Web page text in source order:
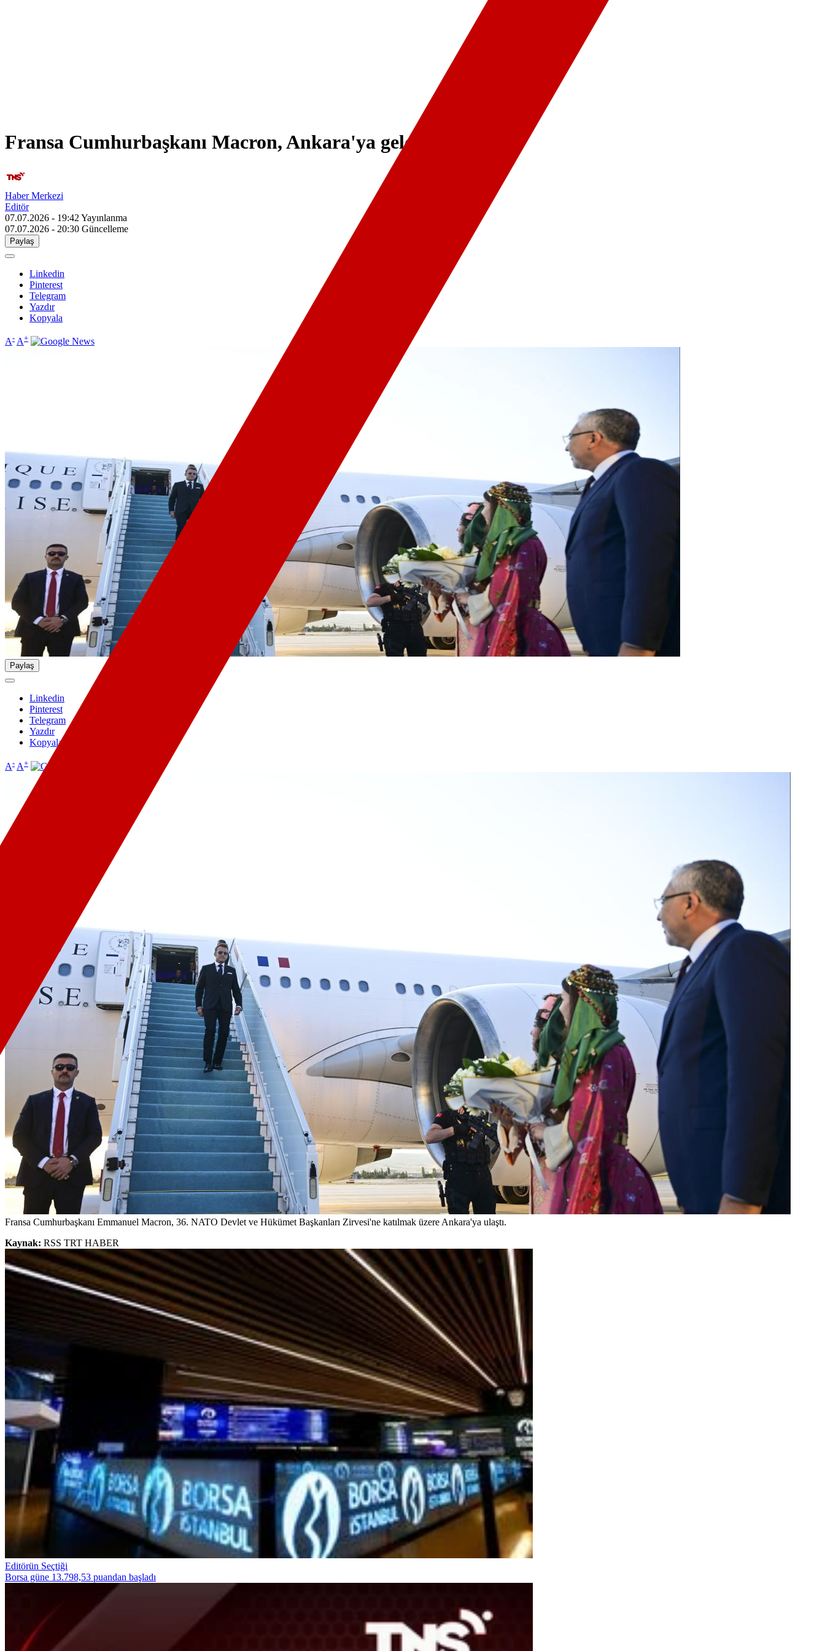
Fransa Cumhurbaşkanı Macron, Ankara'ya geldi
Haber Merkezi
Editör
07.07.2026 - 19:42 Yayınlanma
07.07.2026 - 20:30 Güncelleme
Paylaş
Linkedin
Pinterest
Telegram
Yazdır
Kopyala
A- A+
Paylaş
Linkedin
Pinterest
Telegram
Yazdır
Kopyala
A- A+
Fransa Cumhurbaşkanı Emmanuel Macron, 36.⁠ NATO Devlet ve Hükümet Başkanları Zirvesi'ne katılmak üzere Ankara'ya ulaştı.
Kaynak: RSS TRT HABER
Editörün Seçtiği
Borsa güne 13.798,53 puandan başladı